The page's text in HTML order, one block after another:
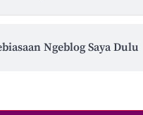
Ngeblog Saya Dulu